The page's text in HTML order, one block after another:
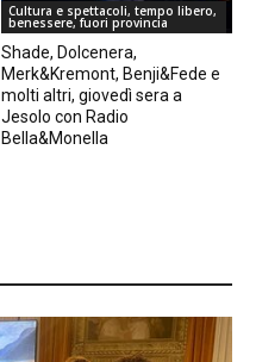
Cultura e spettacoli, tempo libero,
benessere, fuori provincia
Shade, Dolcenera,
Merk&Kremont, Benji&Fede e
molti altri, giovedì sera a
Jesolo con Radio
Bella&Monella